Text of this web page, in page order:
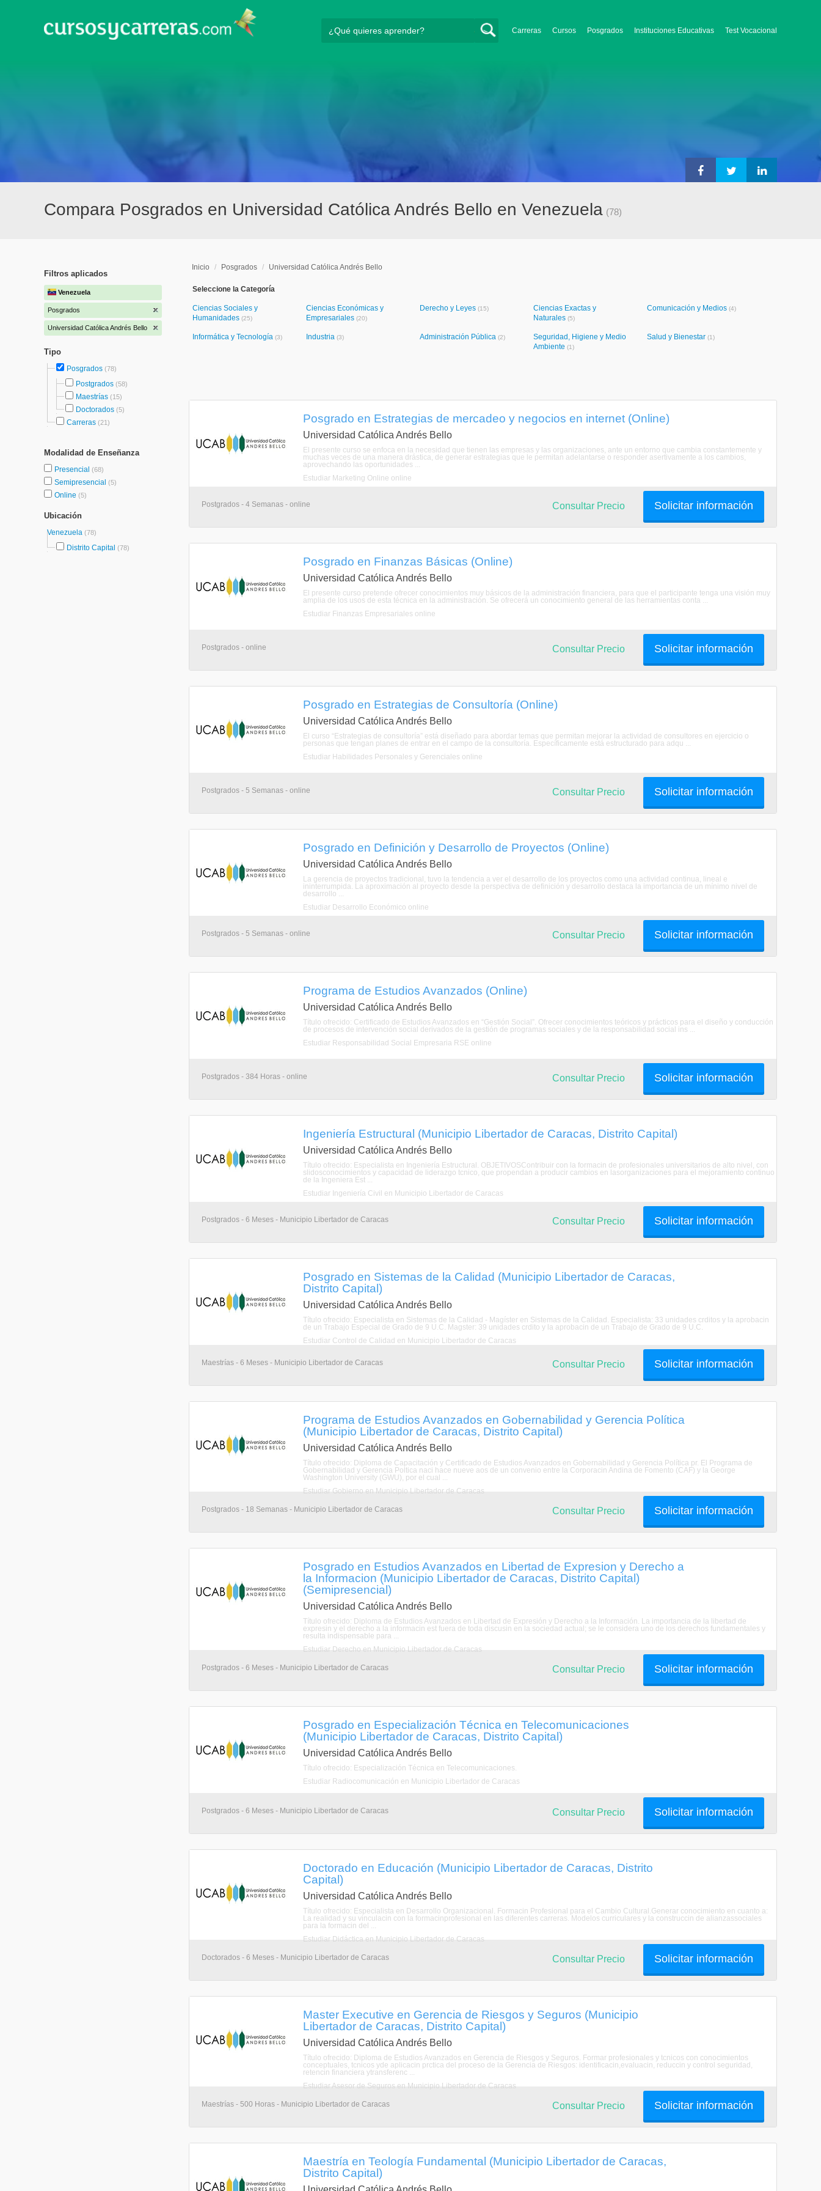
Carreras Cursos Posgrados Instituciones Educativas Test Vocacional
Compara Posgrados en Universidad Católica Andrés Bello en Venezuela (78)
Filtros aplicados
Venezuela
Posgrados
Universidad Católica Andrés Bello
Tipo
Posgrados (78)
Postgrados (58)
Maestrías (15)
Doctorados (5)
Carreras (21)
Modalidad de Enseñanza
Presencial (68)
Semipresencial (5)
Online (5)
Ubicación
Venezuela (78)
Distrito Capital (78)
Inicio / Posgrados / Universidad Católica Andrés Bello
Seleccione la Categoría
Ciencias Sociales y
Humanidades (25)
Ciencias Económicas y
Empresariales (20)
Derecho y Leyes (15)
Ciencias Exactas y
Naturales (5)
Comunicación y Medios (4)
Informática y Tecnología (3) Industria (3) Administración Pública (2)
Seguridad, Higiene y Medio
Ambiente (1)
Salud y Bienestar (1)
Posgrado en Estrategias de mercadeo y negocios en internet (Online)
Universidad Católica Andrés Bello
El presente curso se enfoca en la necesidad que tienen las empresas y las organizaciones, ante un entorno que cambia constantemente y
muchas veces de una manera drástica, de generar estrategias que le permitan adelantarse o responder asertivamente a los cambios,
aprovechando las oportunidades ...
Estudiar Marketing Online online
Postgrados - 4 Semanas - online Solicitar información
Consultar Precio
Posgrado en Finanzas Básicas (Online)
Universidad Católica Andrés Bello
El presente curso pretende ofrecer conocimientos muy básicos de la administración financiera, para que el participante tenga una visión muy
amplia de los usos de esta técnica en la administración. Se ofrecerá un conocimiento general de las herramientas conta ...
Estudiar Finanzas Empresariales online
Postgrados - online Solicitar información
Consultar Precio
Posgrado en Estrategias de Consultoría (Online)
Universidad Católica Andrés Bello
El curso “Estrategias de consultoría” está diseñado para abordar temas que permitan mejorar la actividad de consultores en ejercicio o
personas que tengan planes de entrar en el campo de la consultoría. Específicamente está estructurado para adqu ...
Estudiar Habilidades Personales y Gerenciales online
Postgrados - 5 Semanas - online Solicitar información
Consultar Precio
Posgrado en Definición y Desarrollo de Proyectos (Online)
Universidad Católica Andrés Bello
La gerencia de proyectos tradicional, tuvo la tendencia a ver el desarrollo de los proyectos como una actividad continua, lineal e
ininterrumpida. La aproximación al proyecto desde la perspectiva de definición y desarrollo destaca la importancia de un mínimo nivel de
desarrollo ...
Estudiar Desarrollo Económico online
Postgrados - 5 Semanas - online Solicitar información
Consultar Precio
Programa de Estudios Avanzados (Online)
Universidad Católica Andrés Bello
Título ofrecido: Certificado de Estudios Avanzados en “Gestión Social”. Ofrecer conocimientos teóricos y prácticos para el diseño y conducción
de procesos de intervención social derivados de la gestión de programas sociales y de la responsabilidad social ins ...
Estudiar Responsabilidad Social Empresaria RSE online
Postgrados - 384 Horas - online Solicitar información
Consultar Precio
Ingeniería Estructural (Municipio Libertador de Caracas, Distrito Capital)
Universidad Católica Andrés Bello
Título ofrecido: Especialista en Ingeniería Estructural. OBJETIVOSContribuir con la formacin de profesionales universitarios de alto nivel, con
slidosconocimientos y capacidad de liderazgo tcnico, que propendan a producir cambios en lasorganizaciones para el mejoramiento continuo
de la Ingeniera Est ...
Estudiar Ingeniería Civil en Municipio Libertador de Caracas
Postgrados - 6 Meses - Municipio Libertador de Caracas Solicitar información
Consultar Precio
Posgrado en Sistemas de la Calidad (Municipio Libertador de Caracas,
Distrito Capital)
Universidad Católica Andrés Bello
Título ofrecido: Especialista en Sistemas de la Calidad - Magíster en Sistemas de la Calidad. Especialista: 33 unidades crditos y la aprobacin
de un Trabajo Especial de Grado de 9 U.C. Magster: 39 unidades crdito y la aprobacin de un Trabajo de Grado de 9 U.C.
Estudiar Control de Calidad en Municipio Libertador de Caracas
Maestrías - 6 Meses - Municipio Libertador de Caracas Solicitar información
Consultar Precio
Programa de Estudios Avanzados en Gobernabilidad y Gerencia Política
(Municipio Libertador de Caracas, Distrito Capital)
Universidad Católica Andrés Bello
Título ofrecido: Diploma de Capacitación y Certificado de Estudios Avanzados en Gobernabilidad y Gerencia Política pr. El Programa de
Gobernabilidad y Gerencia Poltica naci hace nueve aos de un convenio entre la Corporacin Andina de Fomento (CAF) y la George
Washington University (GWU), por el cual ...
Estudiar Gobierno en Municipio Libertador de Caracas
Postgrados - 18 Semanas - Municipio Libertador de Caracas Solicitar información
Consultar Precio
Posgrado en Estudios Avanzados en Libertad de Expresion y Derecho a
la Informacion (Municipio Libertador de Caracas, Distrito Capital)
(Semipresencial)
Universidad Católica Andrés Bello
Título ofrecido: Diploma de Estudios Avanzados en Libertad de Expresión y Derecho a la Información. La importancia de la libertad de
expresin y el derecho a la informacin est fuera de toda discusin en la sociedad actual; se le considera uno de los derechos fundamentales y
resulta indispensable para ...
Estudiar Derecho en Municipio Libertador de Caracas
Postgrados - 6 Meses - Municipio Libertador de Caracas Solicitar información
Consultar Precio
Posgrado en Especialización Técnica en Telecomunicaciones
(Municipio Libertador de Caracas, Distrito Capital)
Universidad Católica Andrés Bello
Título ofrecido: Especialización Técnica en Telecomunicaciones.
Estudiar Radiocomunicación en Municipio Libertador de Caracas
Postgrados - 6 Meses - Municipio Libertador de Caracas Solicitar información
Consultar Precio
Doctorado en Educación (Municipio Libertador de Caracas, Distrito
Capital)
Universidad Católica Andrés Bello
Título ofrecido: Especialista en Desarrollo Organizacional. Formacin Profesional para el Cambio Cultural.Generar conocimiento en cuanto a:
La realidad y su vinculacin con la formacinprofesional en las diferentes carreras. Modelos curriculares y la construccin de alianzassociales
para la formacin del ...
Estudiar Didáctica en Municipio Libertador de Caracas
Doctorados - 6 Meses - Municipio Libertador de Caracas Solicitar información
Consultar Precio
Master Executive en Gerencia de Riesgos y Seguros (Municipio
Libertador de Caracas, Distrito Capital)
Universidad Católica Andrés Bello
Título ofrecido: Diploma de Estudios Avanzados en Gerencia de Riesgos y Seguros. Formar profesionales y tcnicos con conocimientos
conceptuales, tcnicos yde aplicacin prctica del proceso de la Gerencia de Riesgos: identificacin,evaluacin, reduccin y control seguridad,
retencin financiera ytransferenc ...
Estudiar Asesor de Seguros en Municipio Libertador de Caracas
Maestrías - 500 Horas - Municipio Libertador de Caracas Solicitar información
Consultar Precio
Maestría en Teología Fundamental (Municipio Libertador de Caracas,
Distrito Capital)